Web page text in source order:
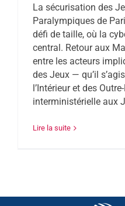
La sécurisation des
Paralympiques de
défi de taille, où la
central. Retour aux
entre les acteurs
des Jeux — qu’il
l’Intérieur et des
interministérielle aux
Lire la suite